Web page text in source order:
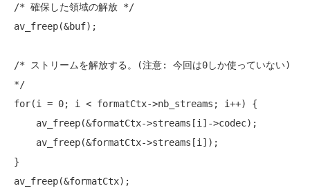
/* 確保した領域の解放 */
av_freep(&buf);
/* ストリームを解放する。(注意: 今回は0しか使っていない)
*/
for(i = 0; i < formatCtx->nb_streams; i++) {
}